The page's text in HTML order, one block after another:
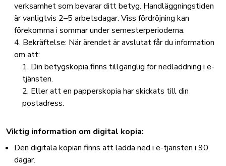
verksamhet som bevarar ditt betyg. Handläggningstiden
är vanligtvis 2–5 arbetsdagar. Viss fördröjning kan
förekomma i sommar under semesterperioderna.
Bekräftelse: När ärendet är avslutat får du information
om att:
Din betygskopia finns tillgänglig för nedladdning i e-
tjänsten.
Eller att en papperskopia har skickats till din
postadress.
Viktig information om digital kopia:
Den digitala kopian finns att ladda ned i e-tjänsten i 90
dagar.